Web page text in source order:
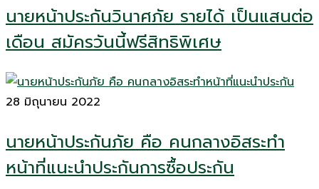
นายหน้าประกันวินาศภัย รายได้ เป็นแสนต่อ
เดือน สมัครวันนี้ฟรีสิทธิพิเศษ
28 มิถุนายน 2022
นายหน้าประกันภัย คือ คนกลางอิสระทำ
หน้าที่แนะนำประกันการซื้อประกัน